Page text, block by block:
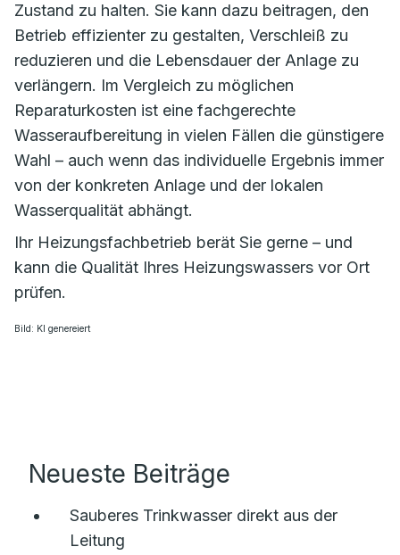
Zustand zu halten. Sie kann dazu beitragen, den
Betrieb effizienter zu gestalten, Verschleiß zu
reduzieren und die Lebensdauer der Anlage zu
verlängern. Im Vergleich zu möglichen
Reparaturkosten ist eine fachgerechte
Wasseraufbereitung in vielen Fällen die günstigere
Wahl – auch wenn das individuelle Ergebnis immer
von der konkreten Anlage und der lokalen
Wasserqualität abhängt.
Ihr Heizungsfachbetrieb berät Sie gerne – und
kann die Qualität Ihres Heizungswassers vor Ort
prüfen.
Bild: KI genereiert
Neueste Beiträge
Sauberes Trinkwasser direkt aus der
Leitung